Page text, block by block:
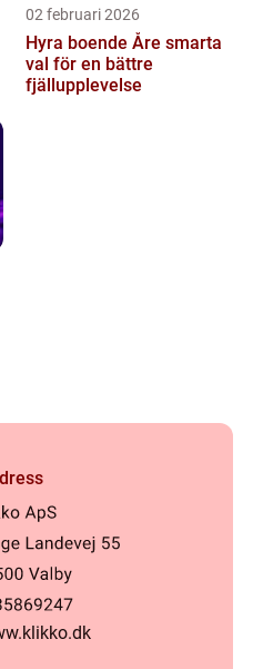
02 februari 2026
Hyra boende Åre smarta
val för en bättre
fjällupplevelse